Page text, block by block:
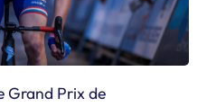
Grand Prix de